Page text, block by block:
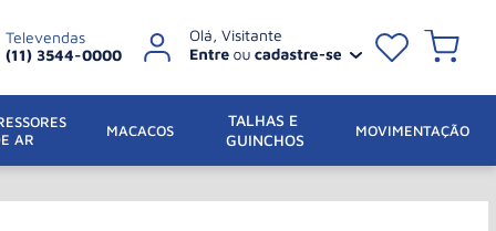
Televendas
(11) 3544-0000
AR
MACACOS
TALHAS E
GUINCHOS
MOVIMENTAÇÃO